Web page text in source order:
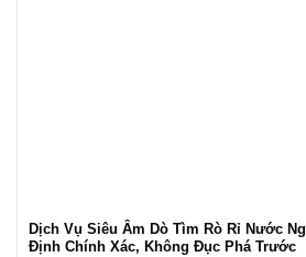
Dịch Vụ Siêu Âm Dò Tìm Rò Rỉ Nước
Định Chính Xác, Không Đục Phá Trước